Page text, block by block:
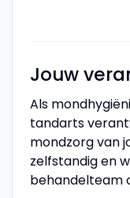
Jouw
Als
tandarts
mondzorg van
zelfstandig en
behandelteam